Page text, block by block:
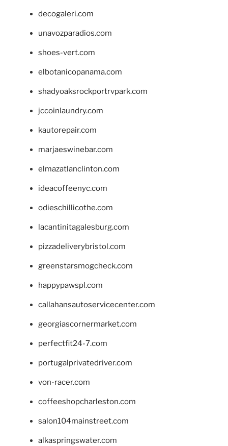
decogaleri.com
unavozparadios.com
shoes-vert.com
elbotanicopanama.com
shadyoaksrockportrvpark.com
jccoinlaundry.com
kautorepair.com
marjaeswinebar.com
elmazatlanclinton.com
ideacoffeenyc.com
odieschillicothe.com
lacantinitagalesburg.com
pizzadeliverybristol.com
greenstarsmogcheck.com
happypawspl.com
callahansautoservicecenter.com
georgiascornermarket.com
perfectfit24-7.com
portugalprivatedriver.com
von-racer.com
coffeeshopcharleston.com
salon104mainstreet.com
alkaspringswater.com